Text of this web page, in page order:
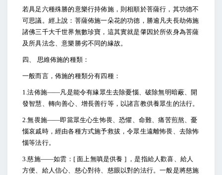
若具足六種殊勝的意樂行持佈施，則相順於菩薩行，其功德不
可思議。經上說：菩薩佈施一朵花的功德，勝逾凡夫長劫佈施
諸佛三千大千世界無數珍寶，這其實就是肇因於所依身為菩薩
及所具法念、意樂勝劣不同的緣故。
四、 思維佈施的種類：
一般而言，佈施的種類分有四種：
1.法佈施――凡是能令有緣眾生去除憂惱、破除無明暗蔽、開
發智慧、轉向善心、增長善行等，以諸言教供養眾生的法行。
2.無畏施――即當眾生心生怖畏、恐懼、命難、痛苦煎熬、憂
惱哀戚時，經由各種方式施予救拔，令眾生遠離怖畏、去除怖
惱等法行。
3.慈施――如雲：[ 面上無嗔是供養 ] ，是指給人歡喜、給人
方便、給人信心、慈心對待、慈眼以對的法行。一般是將慈施